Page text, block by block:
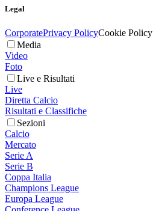
Legal
CorporatePrivacy PolicyCookie Policy
Media
Video
Foto
Live e Risultati
Live
Diretta Calcio
Risultati e Classifiche
Sezioni
Calcio
Mercato
Serie A
Serie B
Coppa Italia
Champions League
Europa League